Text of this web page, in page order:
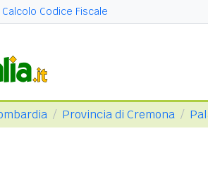
Calcolo Codice Fiscale
Provincia di Cremona